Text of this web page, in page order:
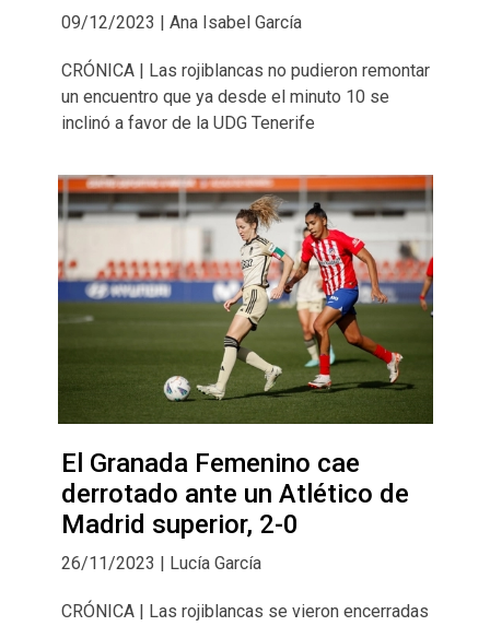
09/12/2023 | Ana Isabel García
CRÓNICA | Las rojiblancas no pudieron remontar
un encuentro que ya desde el minuto 10 se
inclinó a favor de la UDG Tenerife
El Granada Femenino cae
derrotado ante un Atlético de
Madrid superior, 2-0
26/11/2023 | Lucía García
CRÓNICA | Las rojiblancas se vieron encerradas